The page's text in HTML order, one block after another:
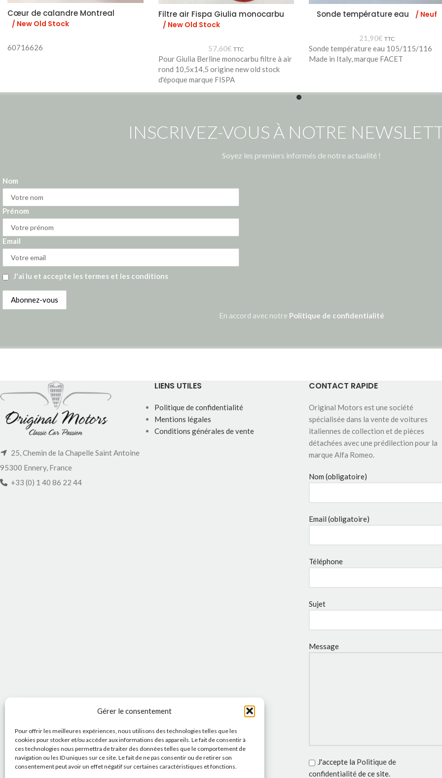
Gérer le consentement
Pour offrir les meilleures expériences, nous utilisons des technologies telles que les
cookies pour stocker et/ou accéder aux informations des appareils. Le fait de consentir à
ces technologies nous permettra de traiter des données telles que le comportement de
navigation ou les ID uniques sur ce site. Le fait de ne pas consentir ou de retirer son
consentement peut avoir un effet négatif sur certaines caractéristiques et fonctions.
Cœur de calandre Montreal
/ New Old Stock
60716626
Filtre air Fispa Giulia monocarbu
/ New Old Stock
57,60€ TTC
Pour Giulia Berline monocarbu filtre à air
rond 10,5x14,5 origine new old stock
d'époque marque FISPA
Sonde température eau / Neuf
21,90€ TTC
Sonde température eau 105/115/116
Made in Italy, marque FACET
INSCRIVEZ-VOUS À NOTRE
Soyez les premiers informés de notre actualité !
Nom
Prénom
Email
J'ai lu et accepte les termes et les conditions
En accord avec notre Politique de confidentialité
25, Chemin de la Chapelle Saint Antoine
95300 Ennery, France
+33 (0) 1 40 86 22 44
LIENS UTILES
Politique de confidentialité
Mentions légales
Conditions générales de vente
CONTACT RAPIDE
Original Motors est une société
spécialisée dans la vente de voitures
italiennes de collection et de pièces
détachées avec une prédilection pour la
marque Alfa Romeo.
Nom (obligatoire)
Email (obligatoire)
Téléphone
Sujet
Message
J'accepte la Politique de
confidentialitéde ce site.